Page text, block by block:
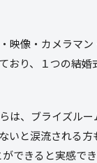
映像・カメラマ
おり、１つの結婚
は、ブライズル
いと涙流される
できると実感でき